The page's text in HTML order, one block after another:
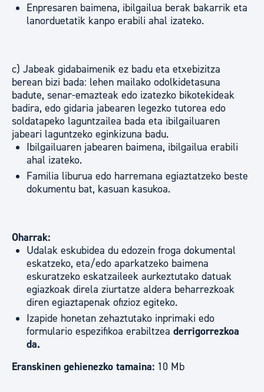
Enpresaren baimena, ibilgailua berak bakarrik eta
lanorduetatik kanpo erabili ahal izateko.
c) Jabeak gidabaimenik ez badu eta etxebizitza
berean bizi bada: lehen mailako odolkidetasuna
badute, senar-emazteak edo izatezko bikotekideak
badira, edo gidaria jabearen legezko tutorea edo
soldatapeko laguntzailea bada eta ibilgailuaren
jabeari laguntzeko eginkizuna badu.
Ibilgailuaren jabearen baimena, ibilgailua erabili
ahal izateko.
Familia liburua edo harremana egiaztatzeko beste
dokumentu bat, kasuan kasukoa.
Oharrak:
Udalak eskubidea du edozein froga dokumental
eskatzeko, eta/edo aparkatzeko baimena
eskuratzeko eskatzaileek aurkeztutako datuak
egiazkoak direla ziurtatze aldera beharrezkoak
diren egiaztapenak ofizioz egiteko.
Izapide honetan zehaztutako inprimaki edo
formulario espezifikoa erabiltzea derrigorrezkoa
da.
Eranskinen gehienezko tamaina: 10 Mb